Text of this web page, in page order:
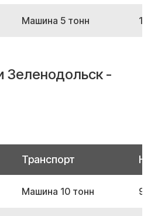
Машина 5 тонн
Зеленодольск -
Транспорт
Машина 10 тонн